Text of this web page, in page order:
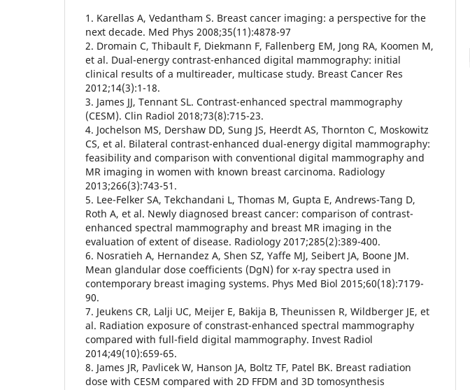
1. Karellas A, Vedantham S. Breast cancer imaging: a perspective for the
next decade. Med Phys 2008;35(11):4878-97
2. Dromain C, Thibault F, Diekmann F, Fallenberg EM, Jong RA, Koomen M,
et al. Dual-energy contrast-enhanced digital mammography: initial
clinical results of a multireader, multicase study. Breast Cancer Res
2012;14(3):1-18.
3. James JJ, Tennant SL. Contrast-enhanced spectral mammography
(CESM). Clin Radiol 2018;73(8):715-23.
4. Jochelson MS, Dershaw DD, Sung JS, Heerdt AS, Thornton C, Moskowitz
CS, et al. Bilateral contrast-enhanced dual-energy digital mammography:
feasibility and comparison with conventional digital mammography and
MR imaging in women with known breast carcinoma. Radiology
2013;266(3):743-51.
5. Lee-Felker SA, Tekchandani L, Thomas M, Gupta E, Andrews-Tang D,
Roth A, et al. Newly diagnosed breast cancer: comparison of contrast-
enhanced spectral mammography and breast MR imaging in the
evaluation of extent of disease. Radiology 2017;285(2):389-400.
6. Nosratieh A, Hernandez A, Shen SZ, Yaffe MJ, Seibert JA, Boone JM.
Mean glandular dose coefficients (DgN) for x-ray spectra used in
contemporary breast imaging systems. Phys Med Biol 2015;60(18):7179-
90.
7. Jeukens CR, Lalji UC, Meijer E, Bakija B, Theunissen R, Wildberger JE, et
al. Radiation exposure of constrast-enhanced spectral mammography
compared with full-field digital mammography. Invest Radiol
2014;49(10):659-65.
8. James JR, Pavlicek W, Hanson JA, Boltz TF, Patel BK. Breast radiation
dose with CESM compared with 2D FFDM and 3D tomosynthesis